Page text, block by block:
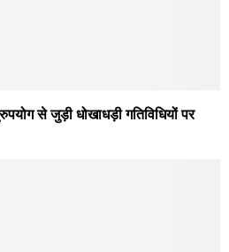
से जुड़ी धोखाधड़ी गतिविधियों पर